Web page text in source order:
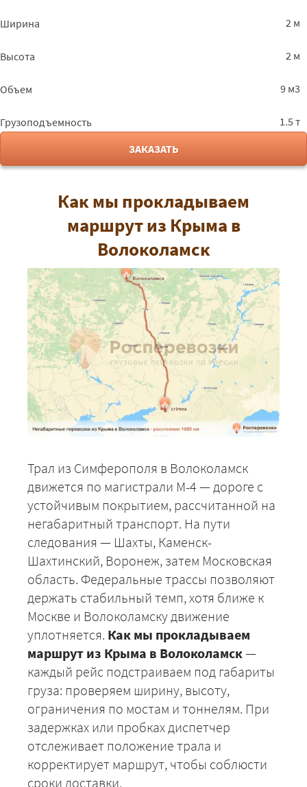
Ширина 2 м
Высота 2 м
Объем 9 м3
Грузоподъемность
1.5 т
ЗАКАЗАТЬ
Как мы прокладываем
маршрут из Крыма в
Волоколамск
Трал из Симферополя в Волоколамск
движется по магистрали М-4 — дороге с
устойчивым покрытием, рассчитанной на
негабаритный транспорт. На пути
следования — Шахты, Каменск-
Шахтинский, Воронеж, затем Московская
область. Федеральные трассы позволяют
держать стабильный темп, хотя ближе к
Москве и Волоколамску движение
уплотняется. Как мы прокладываем
маршрут из Крыма в Волоколамск —
каждый рейс подстраиваем под габариты
груза: проверяем ширину, высоту,
ограничения по мостам и тоннелям. При
задержках или пробках диспетчер
отслеживает положение трала и
корректирует маршрут, чтобы соблюсти
сроки доставки.
+7 (499) 520-05-23